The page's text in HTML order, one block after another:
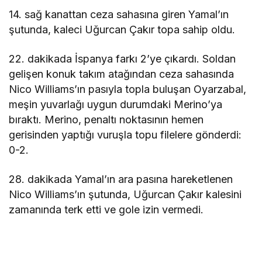
14. sağ kanattan ceza sahasına giren Yamal’ın
şutunda, kaleci Uğurcan Çakır topa sahip oldu.
22. dakikada İspanya farkı 2’ye çıkardı. Soldan
gelişen konuk takım atağından ceza sahasında
Nico Williams’ın pasıyla topla buluşan Oyarzabal,
meşin yuvarlağı uygun durumdaki Merino’ya
bıraktı. Merino, penaltı noktasının hemen
gerisinden yaptığı vuruşla topu filelere gönderdi:
0-2.
28. dakikada Yamal’ın ara pasına hareketlenen
Nico Williams’ın şutunda, Uğurcan Çakır kalesini
zamanında terk etti ve gole izin vermedi.